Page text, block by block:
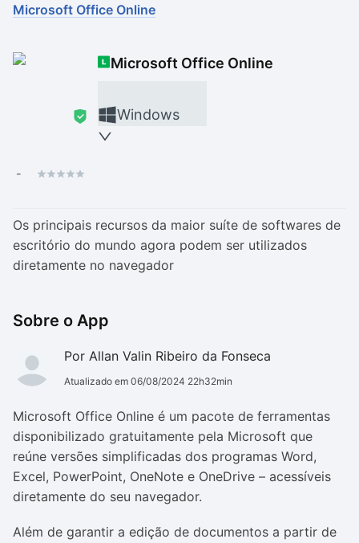
Ver mais
Ver mais
Microsoft Office Online
Microsoft Office Online
Windows
-
Os principais recursos da maior suíte de softwares de
escritório do mundo agora podem ser utilizados
diretamente no navegador
Sobre o App
Por Allan Valin Ribeiro da Fonseca
Atualizado em 06/08/2024 22h32min
Microsoft Office Online é um pacote de ferramentas
disponibilizado gratuitamente pela Microsoft que
reúne versões simplificadas dos programas Word,
Excel, PowerPoint, OneNote e OneDrive – acessíveis
diretamente do seu navegador.
Além de garantir a edição de documentos a partir de